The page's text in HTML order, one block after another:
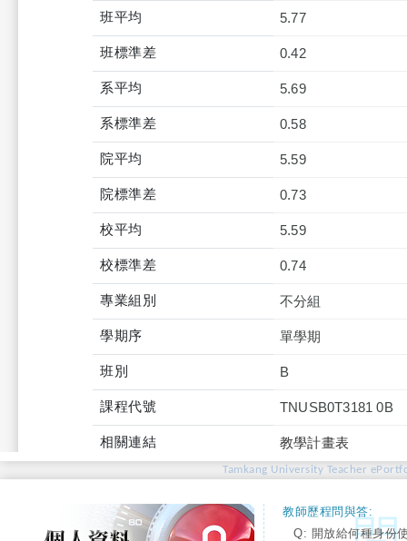
班平均 5.77
班標準差 0.42
系平均 5.69
系標準差 0.58
院平均 5.59
院標準差 0.73
校平均 5.59
校標準差 0.74
專業組別 不分組
學期序 單學期
班別 B
課程代號 TNUSB0T3181 0B
相關連結 教學計畫表
Tamkang University Teacher
教師歷程問與答:
Q: 開放給何種身份